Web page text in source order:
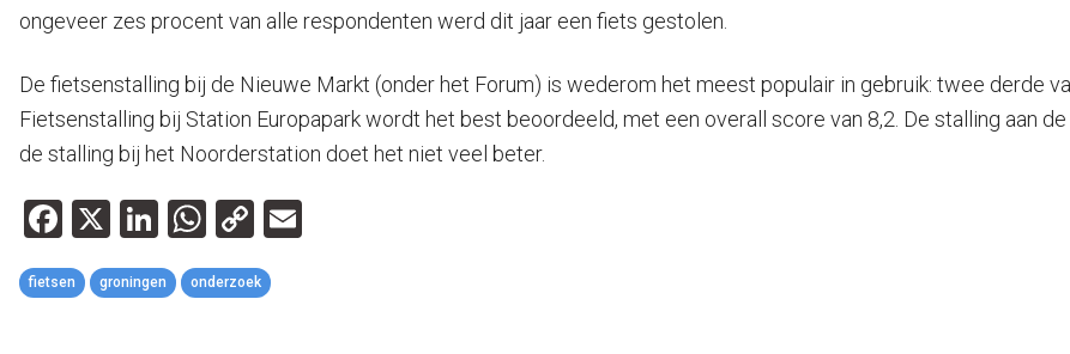
ongeveer zes procent van alle respondenten werd dit jaar een fiets gestolen.
De fietsenstalling bij de Nieuwe Markt (onder het Forum) is wederom het meest populair in gebruik: twee derde
Fietsenstalling bij Station Europapark wordt het best beoordeeld, met een overall score van 8,2. De stalling aan
de stalling bij het Noorderstation doet het niet veel beter.
Facebook
X LinkedIn
WhatsApp
Copy
Link
fietsen groningen onderzoek